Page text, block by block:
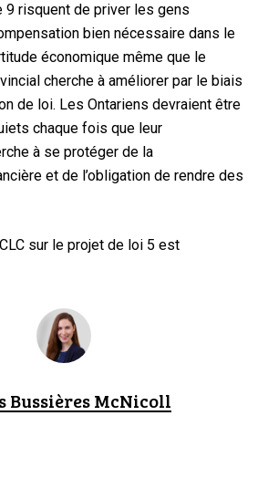
9 risquent de priver les gens
bien nécessaire dans le
économique même que le
cherche à améliorer par le biais
de loi. Les Ontariens devraient être
chaque fois que leur
à se protéger de la
et de l’obligation de rendre des
sur le projet de loi 5 est
Bussières McNicoll